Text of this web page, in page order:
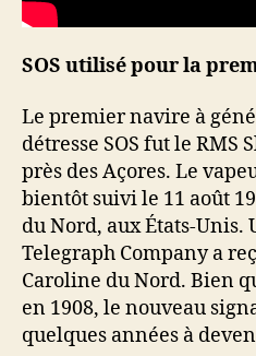
SOS utilisé pour la
Le premier navire à
détresse SOS fut le RMS
près des Açores. Le
bientôt suivi le 11 août
du Nord, aux États-Unis.
Telegraph Company a
Caroline du Nord. Bien
en 1908, le nouveau
quelques années à